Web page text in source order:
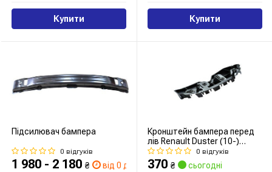
Купити Купити
Підсилювач бампера
0 відгуків
1 980 - 2 180 ₴ від 0 дн.
Кронштейн бампера перед
лів Renault Duster (10-)
(80133) Asam0 відгуків
370 ₴ сьогодні